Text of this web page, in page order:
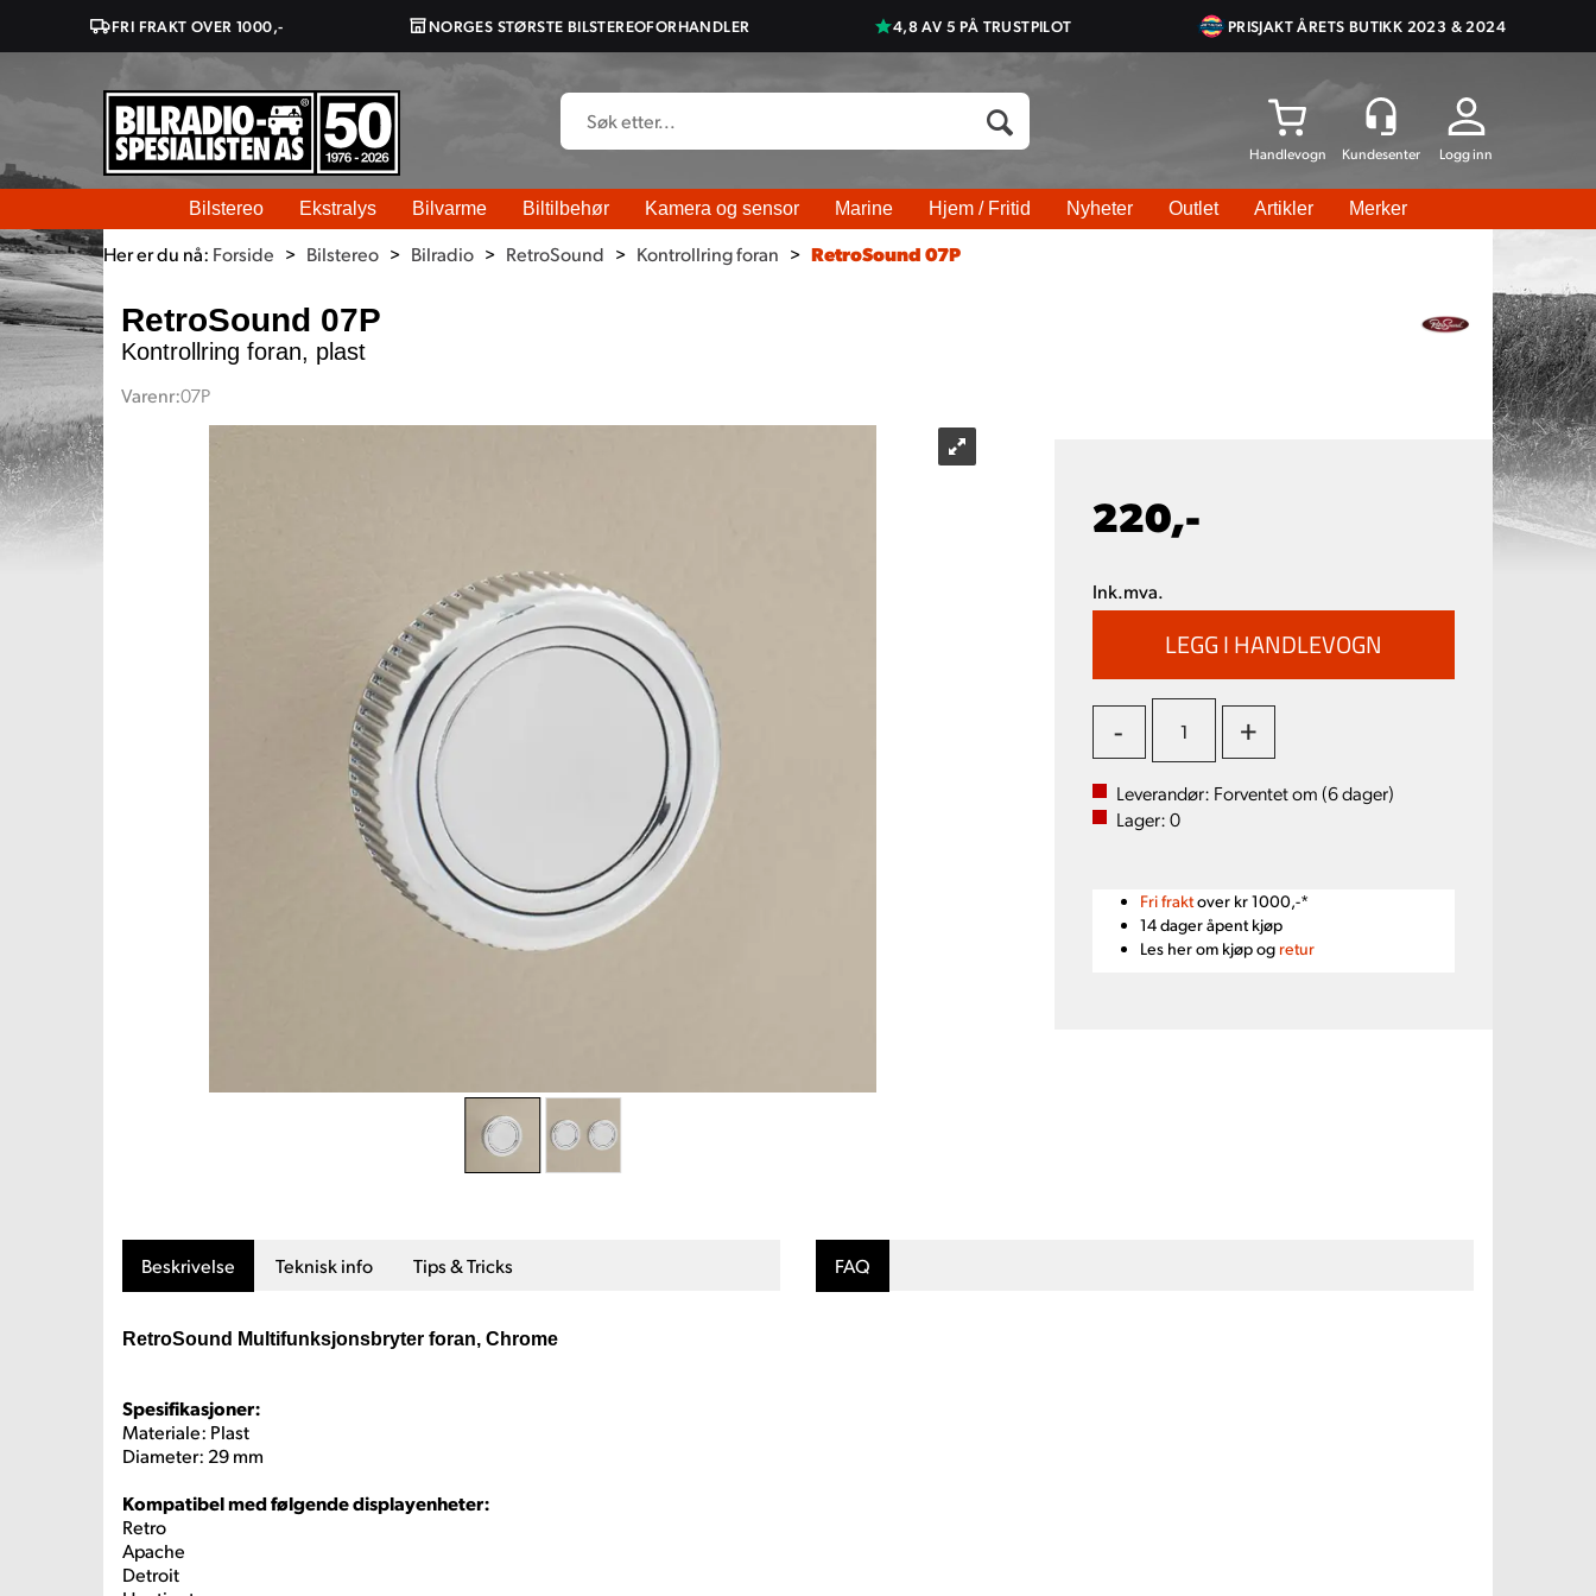
FRI FRAKT OVER 1000,- NORGES STØRSTE BILSTEREOFORHANDLER 4,8 AV 5 PÅ TRUSTPILOT PRISJAKT ÅRETS BUTIKK 2023 & 2024
Logg inn
Bilstereo Ekstralys Bilvarme Biltilbehør Kamera og sensor Marine Hjem / Fritid Nyheter Outlet Artikler Merker
Her er du nå: Forside > Bilstereo > Bilradio > RetroSound > Kontrollring foran > RetroSound 07P
RetroSound 07P
Kontrollring foran, plast
Varenr:07P
220,-
Ink.mva.
- +
Leverandør: Forventet om (6dager)
Lager:0
Fri fraktover kr 1000,-*
14 dager åpent kjøp
Les her om kjøp og retur
Beskrivelse Teknisk info Tips & Tricks
RetroSound Multifunksjonsbryter foran, Chrome
Spesifikasjoner:
Materiale: Plast
Diameter: 29 mm
Kompatibel med følgende displayenheter:
Retro
Apache
Detroit
FAQ